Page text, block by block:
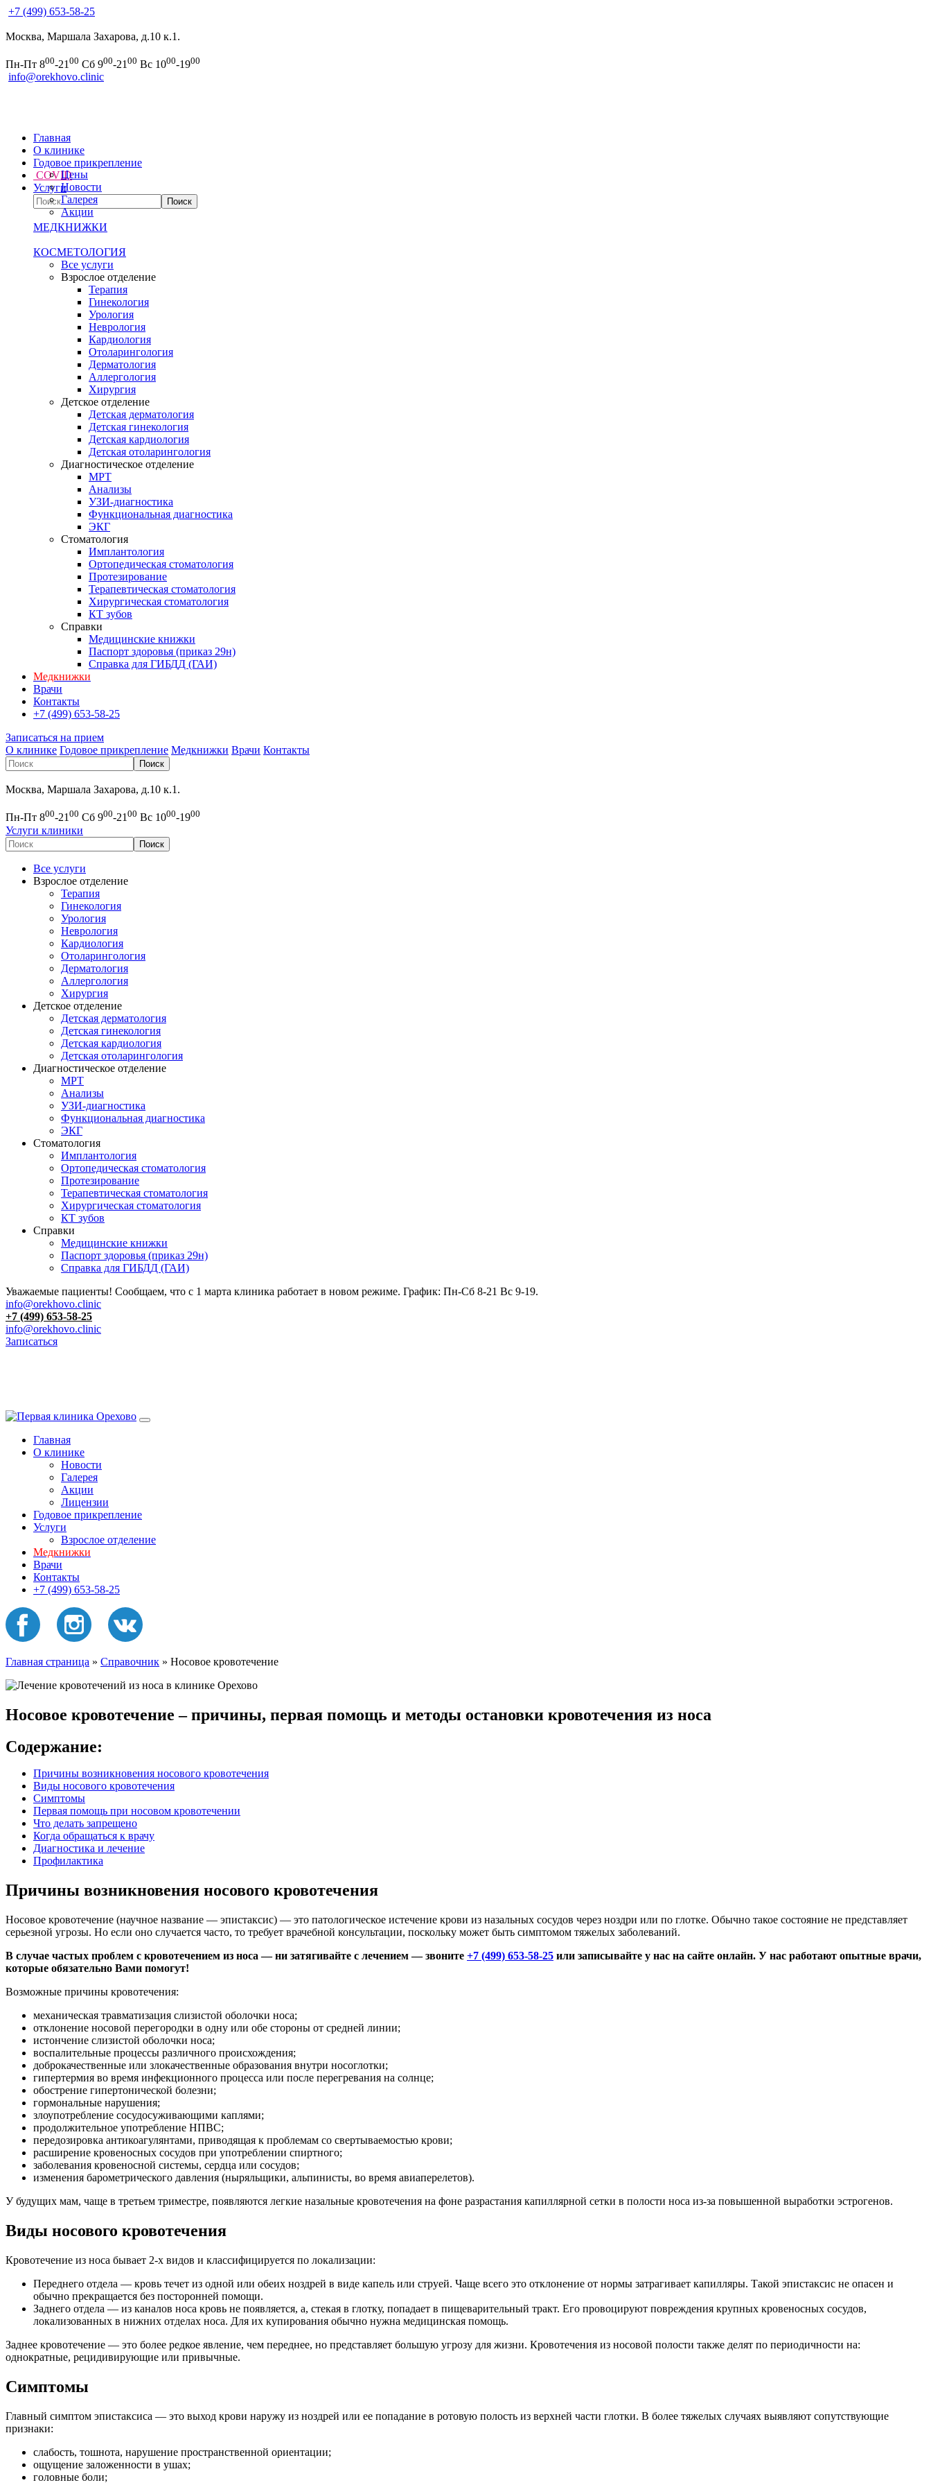
+7 (499) 653-58-25
Москва, Маршала Захарова, д.10 к.1.
Пн-Пт 800-21 00 Сб 900-21 00 Вс 1000-1900
info@orekhovo.clinic
Главная
О клинике
Цены
Новости
Галерея
Акции
Годовое прикрепление
COVID
Услуги
МЕДКНИЖКИ
КОСМЕТОЛОГИЯ
Все услуги
Взрослое отделение
Терапия
Гинекология
Урология
Неврология
Кардиология
Отоларингология
Дерматология
Аллергология
Хирургия
Детское отделение
Детская дерматология
Детская гинекология
Детская кардиология
Детская отоларингология
Диагностическое отделение
МРТ
Анализы
УЗИ-диагностика
Функциональная диагностика
ЭКГ
Стоматология
Имплантология
Ортопедическая стоматология
Протезирование
Терапевтическая стоматология
Хирургическая стоматология
КТ зубов
Справки
Медицинские книжки
Паспорт здоровья (приказ 29н)
Справка для ГИБДД (ГАИ)
Медкнижки
Врачи
Контакты
+7 (499) 653-58-25
Записаться на прием
О клинике Годовое прикрепление Медкнижки Врачи Контакты
Москва, Маршала Захарова, д.10 к.1.
Пн-Пт 800-2100 Сб 900-2100 Вс 1000-1900
Услуги клиники
Все услуги
Взрослое отделение
Терапия
Гинекология
Урология
Неврология
Кардиология
Отоларингология
Дерматология
Аллергология
Хирургия
Детское отделение
Детская дерматология
Детская гинекология
Детская кардиология
Детская отоларингология
Диагностическое отделение
МРТ
Анализы
УЗИ-диагностика
Функциональная диагностика
ЭКГ
Стоматология
Имплантология
Ортопедическая стоматология
Протезирование
Терапевтическая стоматология
Хирургическая стоматология
КТ зубов
Справки
Медицинские книжки
Паспорт здоровья (приказ 29н)
Справка для ГИБДД (ГАИ)
Уважаемые пациенты! Сообщаем, что с 1 марта клиника работает в новом режиме. График: Пн-Сб 8-21 Вс 9-19.
info@orekhovo.clinic
+7 (499) 653-58-25
info@orekhovo.clinic
Записаться
Главная
О клинике
Новости
Галерея
Акции
Лицензии
Годовое прикрепление
Услуги
Взрослое отделение
Медкнижки
Врачи
Контакты
+7 (499) 653-58-25
Главная страница » Справочник » Носовое кровотечение
Носовое кровотечение – причины, первая помощь и методы остановки кровотечения из носа
Содержание:
Причины возникновения носового кровотечения
Виды носового кровотечения
Симптомы
Первая помощь при носовом кровотечении
Что делать запрещено
Когда обращаться к врачу
Диагностика и лечение
Профилактика
Причины возникновения носового кровотечения
Носовое кровотечение (научное название — эпистаксис) — это патологическое истечение крови из назальных сосудов через ноздри или по глотке. Обычно такое состояние не представляет
серьезной угрозы. Но если оно случается часто, то требует врачебной консультации, поскольку может быть симптомом тяжелых заболеваний.
В случае частых проблем с кровотечением из носа — ни затягивайте с лечением — звоните +7 (499) 653-58-25 или записывайте у нас на сайте онлайн. У нас работают опытные врачи,
которые обязательно Вами помогут!
Возможные причины кровотечения:
механическая травматизация слизистой оболочки носа;
отклонение носовой перегородки в одну или обе стороны от средней линии;
истончение слизистой оболочки носа;
воспалительные процессы различного происхождения;
доброкачественные или злокачественные образования внутри носоглотки;
гипертермия во время инфекционного процесса или после перегревания на солнце;
обострение гипертонической болезни;
гормональные нарушения;
злоупотребление сосудосуживающими каплями;
продолжительное употребление НПВС;
передозировка антикоагулянтами, приводящая к проблемам со свертываемостью крови;
расширение кровеносных сосудов при употреблении спиртного;
заболевания кровеносной системы, сердца или сосудов;
изменения барометрического давления (ныряльщики, альпинисты, во время авиаперелетов).
У будущих мам, чаще в третьем триместре, появляются легкие назальные кровотечения на фоне разрастания капиллярной сетки в полости носа из-за повышенной выработки эстрогенов.
Виды носового кровотечения
Кровотечение из носа бывает 2-х видов и классифицируется по локализации:
Переднего отдела — кровь течет из одной или обеих ноздрей в виде капель или струей. Чаще всего это отклонение от нормы затрагивает капилляры. Такой эпистаксис не опасен и
обычно прекращается без посторонней помощи.
Заднего отдела — из каналов носа кровь не появляется, а, стекая в глотку, попадает в пищеварительный тракт. Его провоцируют повреждения крупных кровеносных сосудов,
локализованных в нижних отделах носа. Для их купирования обычно нужна медицинская помощь.
Заднее кровотечение — это более редкое явление, чем переднее, но представляет большую угрозу для жизни. Кровотечения из носовой полости также делят по периодичности на:
однократные, рецидивирующие или привычные.
Симптомы
Главный симптом эпистаксиса — это выход крови наружу из ноздрей или ее попадание в ротовую полость из верхней части глотки. В более тяжелых случаях выявляют сопутствующие
признаки:
слабость, тошнота, нарушение пространственной ориентации;
ощущение заложенности в ушах;
головные боли;